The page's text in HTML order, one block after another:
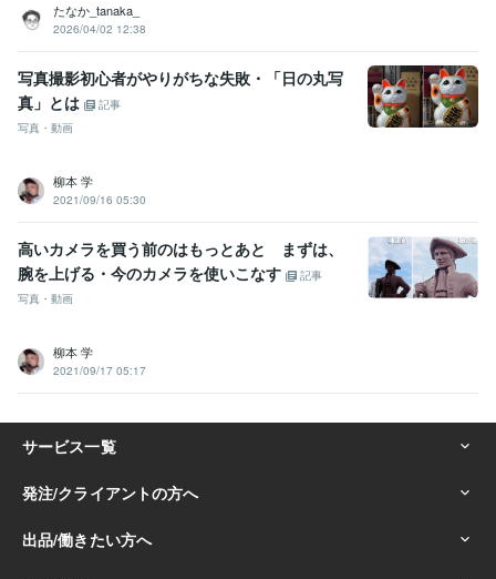
たなか_tanaka_
2026/04/02 12:38
写真撮影初心者がやりがちな失敗・「日の丸写
真」とは
記事
写真・動画
柳本 学
2021/09/16 05:30
高いカメラを買う前のはもっとあと まずは、
腕を上げる・今のカメラを使いこなす
記事
写真・動画
柳本 学
2021/09/17 05:17